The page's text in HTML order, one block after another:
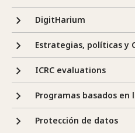
DigitHarium
Estrategias, políticas y
ICRC evaluations
Programas basados en
Protección de datos